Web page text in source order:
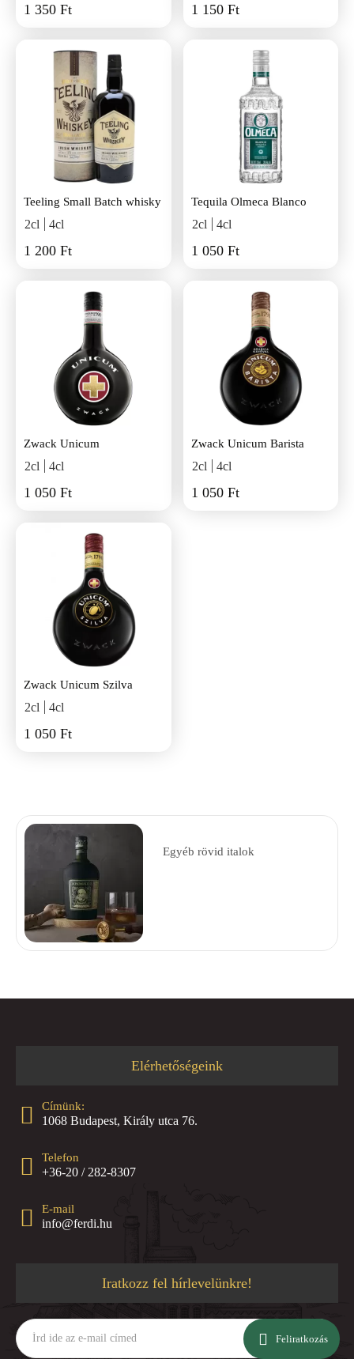
Egyéb rövid italok
1 350 Ft 1 150 Ft
Teeling Small Batch whisky
2cl 4cl
1 200 Ft
Tequila Olmeca Blanco
2cl 4cl
1 050 Ft
Zwack Unicum
2cl 4cl
1 050 Ft
Zwack Unicum Barista
2cl 4cl
1 050 Ft
Zwack Unicum Szilva
2cl 4cl
1 050 Ft
Elérhetőségeink
Címünk:
1068 Budapest, Király utca 76.
Telefon
+36-20 / 282-8307
E-mail
info@ferdi.hu
Iratkozz fel hírlevelünkre!
Írd
ide
az
Feliratkozás